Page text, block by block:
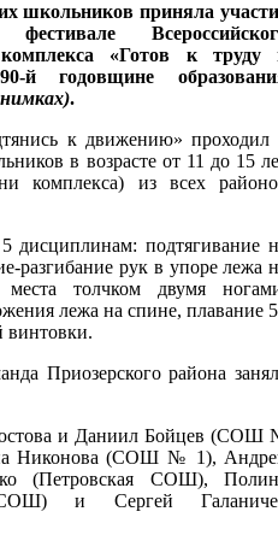
школьников приняла
комплекса «Готов к труду
й годовщине
.
к движению» проходил
в возрасте от 11 до 15
комплекса) из всех
дисциплинам: подтягивание
разгибание рук в упоре лежа
толчком двумя
лежа на спине, плавание
винтовки.
Приозерского района
и Даниил Бойцев (СОШ
Никонова (СОШ № 1),
(Петровская СОШ),
СОШ) и Сергей